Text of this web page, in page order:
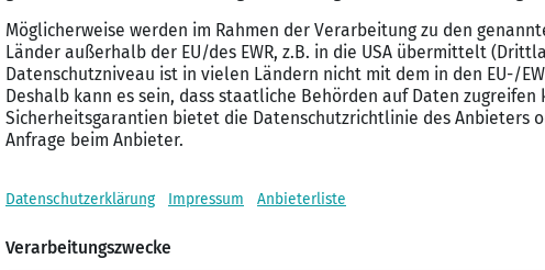
Juristen:
Frauen und Männern beim Einstiegsgehalt für Jurist in
wobei Frauen 49.100 € und Männer 52.900 € verdienen.
beträgt der Gehaltsunterschied 13.700 €, wobei Frauen